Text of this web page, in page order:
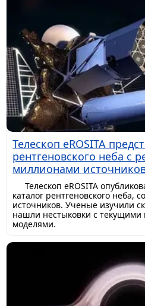
Телескоп eROSITA
рентгеновского неба с
миллионами
Телескоп eROSITA
каталог рентгеновского
источников. Ученые изучили
нашли нестыковки с текущими
моделями.